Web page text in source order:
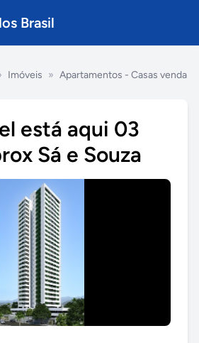
Brasil
Imóveis » Apartamentos - Casas venda
está aqui 03
Sá e Souza